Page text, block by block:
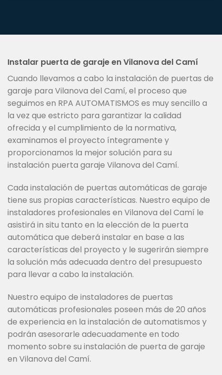
Instalar puerta de garaje en Vilanova del Camí
Cuando llevamos a cabo la instalación de puertas de
garaje para Vilanova del Camí, el proceso que
seguimos en RPA AUTOMATISMOS es muy sencillo a
la vez que estricto para garantizar la calidad
ofrecida y el cumplimiento de la normativa,
examinamos el proyecto íntegramente y
proporcionamos la mejor solución para su
instalación puerta garaje Vilanova del Camí.
Cada instalación de puertas automáticas de garaje
tiene sus propias características. Nuestro equipo de
instaladores profesionales en Vilanova del Camí le
asistirá in situ tanto en la elección de la puerta
automática que deberá instalar en base a las
características del proyecto y le sugerirán siempre
la solución más adecuada dentro del presupuesto
para llevar a cabo la instalación.
Nuestro equipo de instaladores de puertas
automáticas profesionales poseen más de 20 años
de experiencia en la instalación de automatismos y
podrán asesorarle adecuadamente en todo
momento sobre su instalación de puerta de garaje
en Vilanova del Camí.